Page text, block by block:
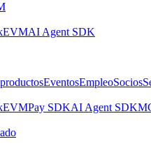
AI Agent SDK
EventosEmpleoSocios
Pay SDKAI Agent SDK